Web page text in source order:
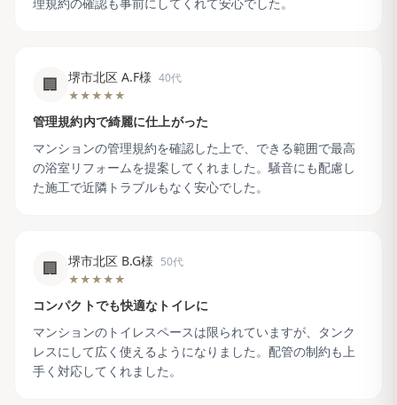
🏢 堺市北区 A.F様 40代
★★★★★
管理規約内で綺麗に仕上がった
マンションの管理規約を確認した上で、できる範囲で最高
の浴室リフォームを提案してくれました。騒音にも配慮し
た施工で近隣トラブルもなく安心でした。
🏢 堺市北区 B.G様 50代
★★★★★
コンパクトでも快適なトイレに
マンションのトイレスペースは限られていますが、タンク
レスにして広く使えるようになりました。配管の制約も上
手く対応してくれました。